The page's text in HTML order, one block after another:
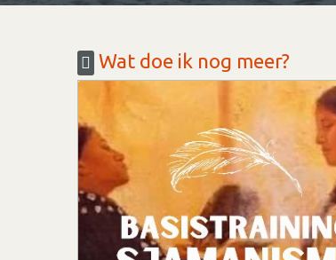
Wat doe ik nog meer?